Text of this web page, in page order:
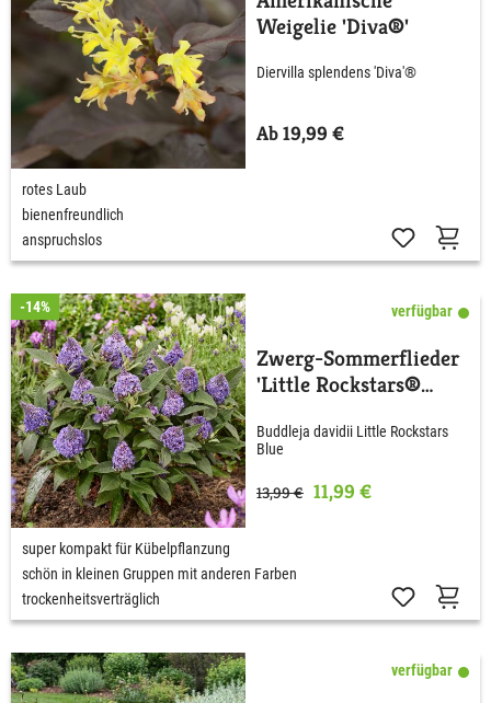
Weigelie 'Diva®'
Diervilla splendens 'Diva'®
Ab 19,99 €
rotes Laub
bienenfreundlich
anspruchslos
-14% verfügbar
Zwerg-Sommerflieder
'Little Rockstars®
Buddleja davidii Little Rockstars
Blue
13,99 € 11,99 €
super kompakt für Kübelpflanzung
schön in kleinen Gruppen mit anderen Farben
trockenheitsverträglich
verfügbar